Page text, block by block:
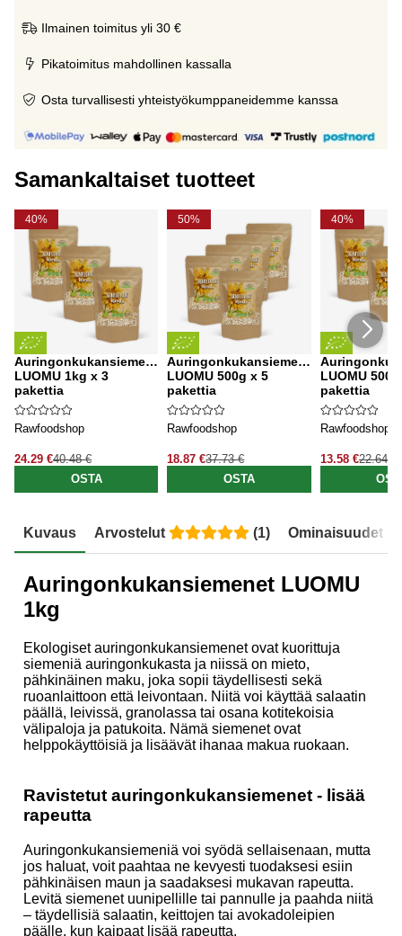
Ilmainen toimitus yli 30 €
Pikatoimitus mahdollinen kassalla
Osta turvallisesti yhteistyökumppaneidemme kanssa
Samankaltaiset tuotteet
40%
Auringonkukansiemenet
LUOMU 1kg x 3
pakettia
Rawfoodshop
24.29 €40.48 €
OSTA
50%
Auringonkukansiemenet
LUOMU 500g x 5
pakettia
Rawfoodshop
18.87 €37.73 €
OSTA
40%
LUOMU
pakettia
Rawfoodshop
13.58 €22.64 €
Kuvaus Arvostelut (1) Ominaisuudet
Auringonkukansiemenet LUOMU
1kg
Ekologiset auringonkukansiemenet ovat kuorittuja
siemeniä auringonkukasta ja niissä on mieto,
pähkinäinen maku, joka sopii täydellisesti sekä
ruoanlaittoon että leivontaan. Niitä voi käyttää salaatin
päällä, leivissä, granolassa tai osana kotitekoisia
välipaloja ja patukoita. Nämä siemenet ovat
helppokäyttöisiä ja lisäävät ihanaa makua ruokaan.
Ravistetut auringonkukansiemenet - lisää
rapeutta
Auringonkukansiemeniä voi syödä sellaisenaan, mutta
jos haluat, voit paahtaa ne kevyesti tuodaksesi esiin
pähkinäisen maun ja saadaksesi mukavan rapeutta.
Levitä siemenet uunipellille tai pannulle ja paahda niitä
– täydellisiä salaatin, keittojen tai avokadoleipien
päälle, kun kaipaat lisää rapeutta.